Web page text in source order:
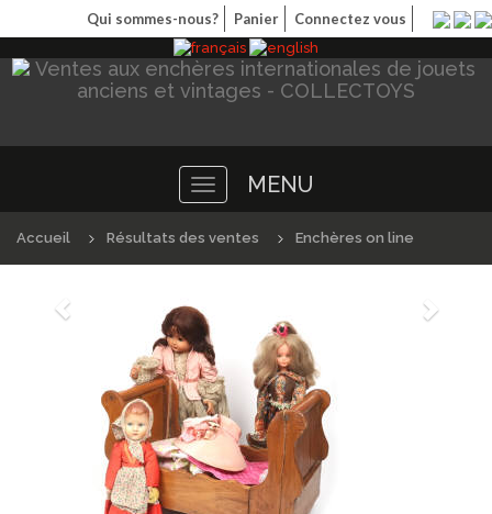
Qui sommes-nous? Panier Connectez vous
Toggle
navigation
MENU
Accueil Résultats des ventes Enchères on line
Précédént